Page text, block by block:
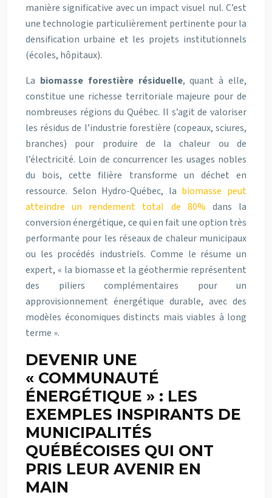
manière significative avec un impact visuel nul. C’est
une technologie particulièrement pertinente pour la
densification urbaine et les projets institutionnels
(écoles, hôpitaux).
La biomasse forestière résiduelle, quant à elle,
constitue une richesse territoriale majeure pour de
nombreuses régions du Québec. Il s’agit de valoriser
les résidus de l’industrie forestière (copeaux, sciures,
branches) pour produire de la chaleur ou de
l’électricité. Loin de concurrencer les usages nobles
du bois, cette filière transforme un déchet en
ressource. Selon Hydro-Québec, la biomasse peut
atteindre un rendement total de 80% dans la
conversion énergétique, ce qui en fait une option très
performante pour les réseaux de chaleur municipaux
ou les procédés industriels. Comme le résume un
expert, « la biomasse et la géothermie représentent
des piliers complémentaires pour un
approvisionnement énergétique durable, avec des
modèles économiques distincts mais viables à long
terme ».
DEVENIR UNE
« COMMUNAUTÉ
ÉNERGÉTIQUE » : LES
EXEMPLES INSPIRANTS DE
MUNICIPALITÉS
QUÉBÉCOISES QUI ONT
PRIS LEUR AVENIR EN
MAIN